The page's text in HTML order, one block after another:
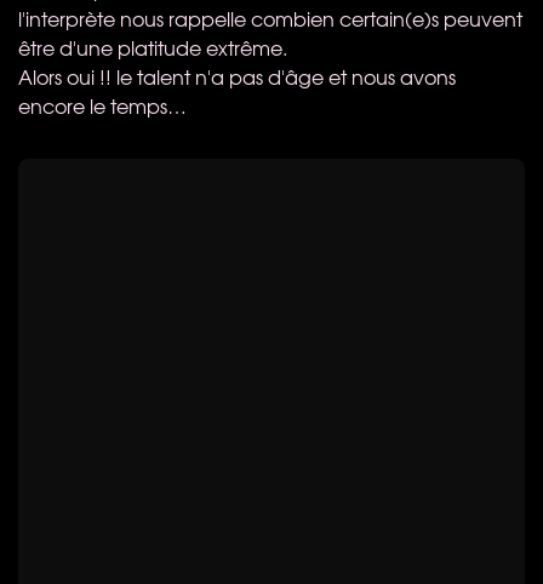
l'interprète nous rappelle combien certain(e)s peuvent
être d'une platitude extrême.
Alors oui !! le talent n'a pas d'âge et nous avons
encore le temps…